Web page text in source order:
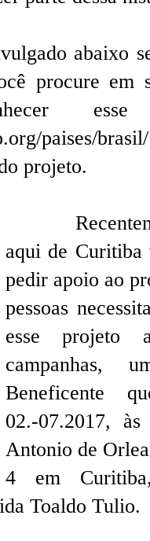
abaixo
procure em
esse
paises/brasil/
projeto.
aqui de Curitiba
pedir apoio ao
pessoas
esse projeto
campanhas,
Beneficente
02.-07.2017,
Antonio de
4 em
Toaldo Tulio.